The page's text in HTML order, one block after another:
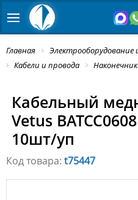
Главная
Электрооборудование
Кабели и провода
Кабельный
Vetus
10шт/уп
Код товара: t75447